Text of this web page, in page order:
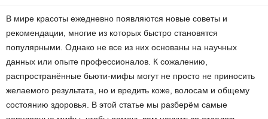
В мире красоты ежедневно появляются новые советы и
рекомендации, многие из которых быстро становятся
популярными. Однако не все из них основаны на научных
данных или опыте профессионалов. К сожалению,
распространённые бьюти-мифы могут не просто не приносить
желаемого результата, но и вредить коже, волосам и общему
состоянию здоровья. В этой статье мы разберём самые